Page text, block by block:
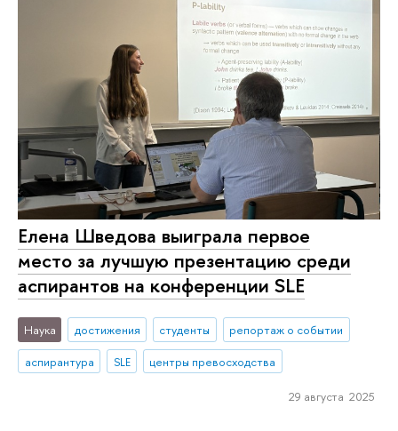
Елена Шведова выиграла первое
место за лучшую презентацию среди
аспирантов на конференции SLE
Наука достижения студенты
репортаж о событии
аспирантура
SLE центры превосходства
29 августа 2025